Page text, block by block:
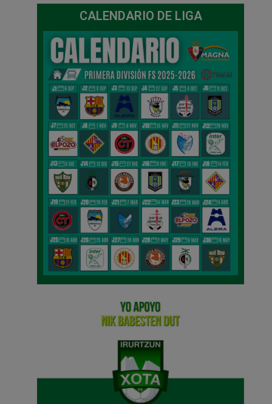
CALENDARIO DE LIGA